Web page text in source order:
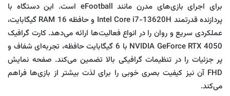
برای اجرای بازی‌های مدرن مانند eFootball است. این دستگاه با
پردازنده قدرتمند Intel Core i7-13620H و حافظه RAM 16 گیگابایت،
عملکردی سریع و روان را در انواع فعالیت‌ها ارائه می‌دهد. کارت گرافیک
NVIDIA GeForce RTX 4050 با 6 گیگابایت حافظه، تجربه‌ای شفاف و
پر جزئیات را در تنظیمات گرافیکی بالا تضمین می‌کند. صفحه نمایش
FHD آن نیز کیفیت بصری خوبی را برای لذت بیشتر از بازی‌ها فراهم
می‌کند.